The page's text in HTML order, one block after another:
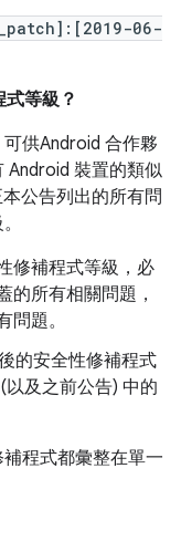
06-
等級？
供Android 合作夥
Android 裝置的類似
公告列出的所有問
修補程式等級，必
的所有相關問題，
題。
的安全性修補程式
及之前公告) 中的
程式都彙整在單一